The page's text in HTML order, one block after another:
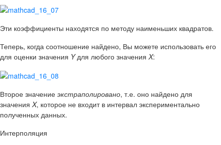
Эти коэффициенты находятся по методу наименьших квадратов.
Теперь, когда соотношение найдено, Вы можете использовать его
для оценки значения Yдля любого значения X:
Второе значение экстраполировано, т.е. оно найдено для
значения X, которое не входит в интервал экспериментально
полученных данных.
Интерполяция